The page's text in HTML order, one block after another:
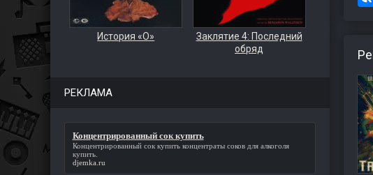
История «О»
Заклятие 4: Последний
обряд
РЕКЛАМА
Концентрированный сок купить
Концентрированный сок купитьконцентраты соков для алкоголя
купить.
djemka.ru